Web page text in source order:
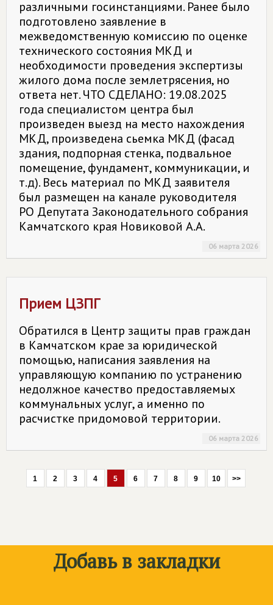
различными госинстанциями. Ранее было
подготовлено заявление в
межведомственную комиссию по оценке
технического состояния МКД и
необходимости проведения экспертизы
жилого дома после землетрясения, но
ответа нет. ЧТО СДЕЛАНО: 19.08.2025
года специалистом центра был
произведен выезд на место нахождения
МКД, произведена сьемка МКД (фасад
здания, подпорная стенка, подвальное
помещение, фундамент, коммуникации, и
т.д). Весь материал по МКД заявителя
был размещен на канале руководителя
РО Депутата Законодательного собрания
Камчатского края Новиковой А.А.
06 марта 2026
Прием ЦЗПГ
Обратился в Центр защиты прав граждан
в Камчатском крае за юридической
помощью, написания заявления на
управляющую компанию по устранению
недолжное качество предоставляемых
коммунальных услуг, а именно по
расчистке придомовой территории.
06 марта 2026
1 2 3 4 5 6 7 8 9 10 >>
Добавь в закладки